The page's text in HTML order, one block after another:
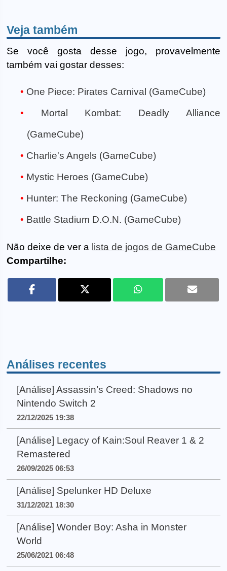
Veja também
Se você gosta desse jogo, provavelmente
também vai gostar desses:
One Piece: Pirates Carnival (GameCube)
Mortal Kombat: Deadly Alliance
(GameCube)
Charlie's Angels (GameCube)
Mystic Heroes (GameCube)
Hunter: The Reckoning (GameCube)
Battle Stadium D.O.N. (GameCube)
Não deixe de ver a lista de jogos de GameCube
Compartilhe:
Análises recentes
[Análise] Assassin’s Creed: Shadows no
Nintendo Switch 2
22/12/2025 19:38
[Análise] Legacy of Kain:Soul Reaver 1 & 2
Remastered
26/09/2025 06:53
[Análise] Spelunker HD Deluxe
31/12/2021 18:30
[Análise] Wonder Boy: Asha in Monster
World
25/06/2021 06:48